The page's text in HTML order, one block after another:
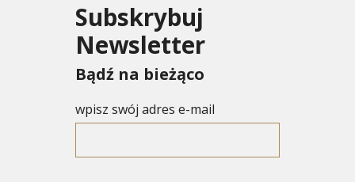
Subskrybuj
Newsletter
Bądź na bieżąco
wpisz swój adres e-mail